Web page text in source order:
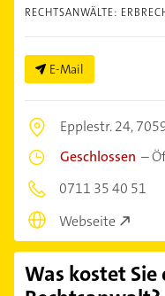
RECHTSANWÄLTE:
E-Mail
Epplestr. 24,
Geschlossen –
0711 35 40 51
Webseite
Was kostet